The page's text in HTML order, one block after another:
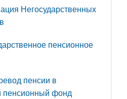
Негосударственных
пенсионное
пенсии в
пенсионный фонд